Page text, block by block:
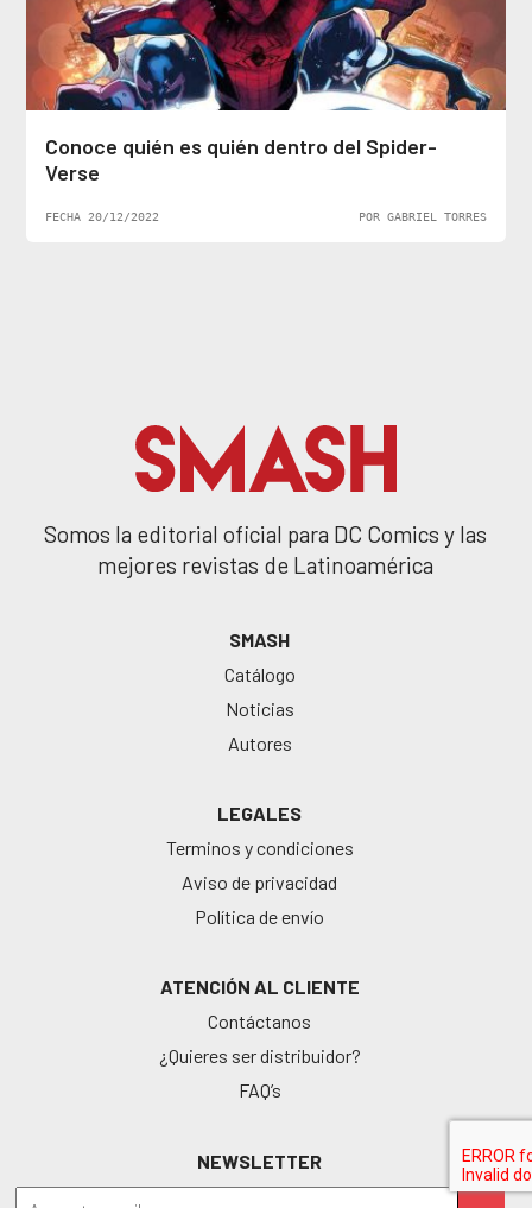
Conoce quién es quién dentro del Spider-
Verse
FECHA 20/12/2022 POR GABRIEL TORRES
Somos la editorial oficial para DC Comics y las
mejores revistas de Latinoamérica
SMASH
Catálogo
Noticias
Autores
LEGALES
Terminos y condiciones
Aviso de privacidad
Política de envío
ATENCIÓN AL CLIENTE
Contáctanos
¿Quieres ser distribuidor?
FAQ’s
NEWSLETTER